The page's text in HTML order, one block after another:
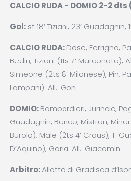
CALCIO RUDA – DOMIO 2-2 dts
Gol: st 18’ Tiziani, 23’ Guadagnin,
CALCIO RUDA: Dose, Ferrigno,
Bedin, Tiziani (1ts 7’ Marconato),
Simeone (2ts 8’ Milanese), Pin,
Lampani). All.: Gon
DOMIO:Bombardieri, Jurincic,
Guadagnin, Benco, Mistron,
Burolo), Male (2ts 4’ Craus), T.
D’Aquino), Gorla. All.: Giacomin
Arbitro:Allotta di Gradisca